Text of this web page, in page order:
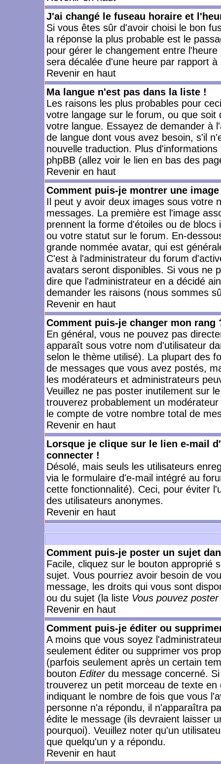
J'ai changé le fuseau horaire et
Si vous êtes sûr d'avoir choisi le bon
la réponse la plus probable est le
pour gérer le changement entre
sera décalée d'une heure par rapport à
Revenir en haut
Ma langue n'est pas dans la liste !
Les raisons les plus probables pour
votre langage sur le forum, ou que
votre langue. Essayez de demander à
de langue dont vous avez besoin, s'il
nouvelle traduction. Plus
phpBB (allez voir le lien en bas des
Revenir en haut
Comment puis-je montrer une
Il peut y avoir deux images sous votre
messages. La première est l'image
prennent la forme d'étoiles ou de
ou votre statut sur le forum. En-
grande nommée avatar, qui est
C'est à l'administrateur du forum
avatars seront disponibles. Si vous ne
dire que l'administrateur en a décidé
demander les raisons (nous sommes
Revenir en haut
Comment puis-je changer mon rang
En général, vous ne pouvez pas
apparaît sous votre nom d'utilisateur
selon le thème utilisé). La plupart des
de messages que vous avez postés,
les modérateurs et administrateurs
Veuillez ne pas poster inutilement sur
trouverez probablement un
le compte de votre nombre total de
Revenir en haut
Lorsque je clique sur le lien e-mail
connecter !
Désolé, mais seuls les utilisateurs
via le formulaire d'e-mail intégré au
cette fonctionnalité). Ceci, pour éviter
des utilisateurs anonymes.
Revenir en haut
Comment puis-je poster un sujet
Facile, cliquez sur le bouton approprié
sujet. Vous pourriez avoir besoin de
message, les droits qui vous sont
ou du sujet (la liste Vous pouvez
Revenir en haut
Comment puis-je éditer ou
A moins que vous soyez
seulement éditer ou supprimer vos
(parfois seulement après un certain
bouton Editerdu message concerné.
trouverez un petit morceau de texte
indiquant le nombre de fois que vous
personne n'a répondu, il n'apparaîtra
édite le message (ils devraient laisser
pourquoi). Veuillez noter qu'un
que quelqu'un y a répondu.
Revenir en haut